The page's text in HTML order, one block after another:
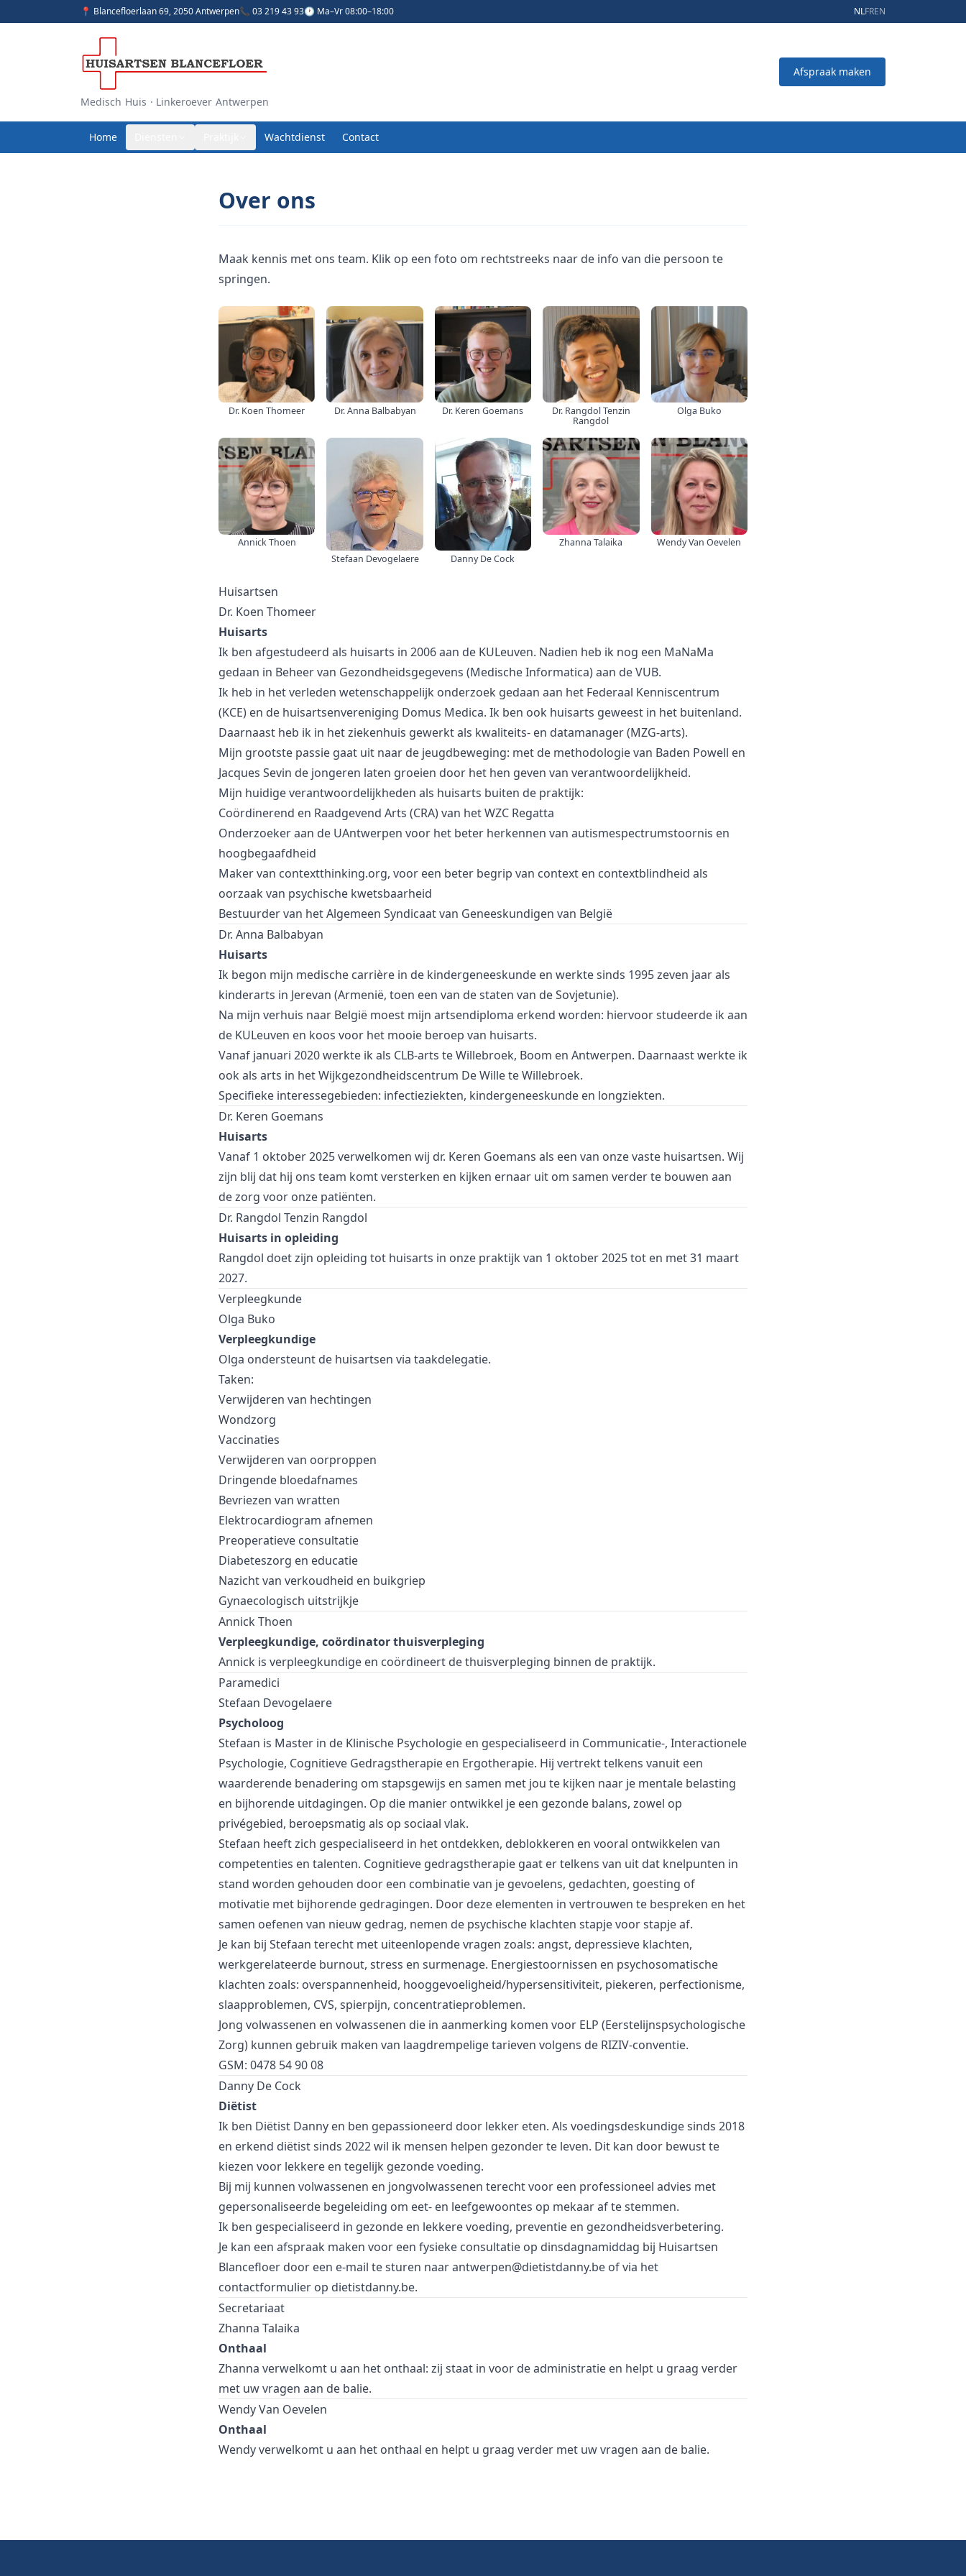
📍 Blancefloerlaan 69, 2050 Antwerpen📞 03 219 43 93🕐 Ma–Vr 08:00–18:00 NLFREN
Medisch Huis · Linkeroever Antwerpen
Afspraak maken
Home Wachtdienst Contact
Over ons
Maak kennis met ons team. Klik op een foto om rechtstreeks naar de info van die persoon te
springen.
Dr. Koen Thomeer Dr. Anna Balbabyan Dr. Keren Goemans
Dr. Rangdol Tenzin
Rangdol
Olga Buko
Annick Thoen
Stefaan Devogelaere
Danny De Cock
Zhanna Talaika Wendy Van Oevelen
Huisartsen
Dr. Koen Thomeer
Huisarts
Ik ben afgestudeerd als huisarts in 2006 aan de KULeuven. Nadien heb ik nog een MaNaMa
gedaan in Beheer van Gezondheidsgegevens (Medische Informatica) aan de VUB.
Ik heb in het verleden wetenschappelijk onderzoek gedaan aan het Federaal Kenniscentrum
(KCE) en de huisartsenvereniging Domus Medica. Ik ben ook huisarts geweest in het buitenland.
Daarnaast heb ik in het ziekenhuis gewerkt als kwaliteits- en datamanager (MZG-arts).
Mijn grootste passie gaat uit naar de jeugdbeweging: met de methodologie van Baden Powell en
Jacques Sevin de jongeren laten groeien door het hen geven van verantwoordelijkheid.
Mijn huidige verantwoordelijkheden als huisarts buiten de praktijk:
Coördinerend en Raadgevend Arts (CRA) van het WZC Regatta
Onderzoeker aan de UAntwerpen voor het beter herkennen van autismespectrumstoornis en
hoogbegaafdheid
Maker van contextthinking.org, voor een beter begrip van context en contextblindheid als
oorzaak van psychische kwetsbaarheid
Bestuurder van het Algemeen Syndicaat van Geneeskundigen van België
Dr. Anna Balbabyan
Huisarts
Ik begon mijn medische carrière in de kindergeneeskunde en werkte sinds 1995 zeven jaar als
kinderarts in Jerevan (Armenië, toen een van de staten van de Sovjetunie).
Na mijn verhuis naar België moest mijn artsendiploma erkend worden: hiervoor studeerde ik aan
de KULeuven en koos voor het mooie beroep van huisarts.
Vanaf januari 2020 werkte ik als CLB-arts te Willebroek, Boom en Antwerpen. Daarnaast werkte ik
ook als arts in het Wijkgezondheidscentrum De Wille te Willebroek.
Specifieke interessegebieden: infectieziekten, kindergeneeskunde en longziekten.
Dr. Keren Goemans
Huisarts
Vanaf 1 oktober 2025 verwelkomen wij dr. Keren Goemans als een van onze vaste huisartsen. Wij
zijn blij dat hij ons team komt versterken en kijken ernaar uit om samen verder te bouwen aan
de zorg voor onze patiënten.
Dr. Rangdol Tenzin Rangdol
Huisarts in opleiding
Rangdol doet zijn opleiding tot huisarts in onze praktijk van 1 oktober 2025 tot en met 31 maart
2027.
Verpleegkunde
Olga Buko
Verpleegkundige
Olga ondersteunt de huisartsen via taakdelegatie.
Taken:
Verwijderen van hechtingen
Wondzorg
Vaccinaties
Verwijderen van oorproppen
Dringende bloedafnames
Bevriezen van wratten
Elektrocardiogram afnemen
Preoperatieve consultatie
Diabeteszorg en educatie
Nazicht van verkoudheid en buikgriep
Gynaecologisch uitstrijkje
Annick Thoen
Verpleegkundige, coördinator thuisverpleging
Annick is verpleegkundige en coördineert de thuisverpleging binnen de praktijk.
Paramedici
Stefaan Devogelaere
Psycholoog
Stefaan is Master in de Klinische Psychologie en gespecialiseerd in Communicatie-, Interactionele
Psychologie, Cognitieve Gedragstherapie en Ergotherapie. Hij vertrekt telkens vanuit een
waarderende benadering om stapsgewijs en samen met jou te kijken naar je mentale belasting
en bijhorende uitdagingen. Op die manier ontwikkel je een gezonde balans, zowel op
privégebied, beroepsmatig als op sociaal vlak.
Stefaan heeft zich gespecialiseerd in het ontdekken, deblokkeren en vooral ontwikkelen van
competenties en talenten. Cognitieve gedragstherapie gaat er telkens van uit dat knelpunten in
stand worden gehouden door een combinatie van je gevoelens, gedachten, goesting of
motivatie met bijhorende gedragingen. Door deze elementen in vertrouwen te bespreken en het
samen oefenen van nieuw gedrag, nemen de psychische klachten stapje voor stapje af.
Je kan bij Stefaan terecht met uiteenlopende vragen zoals: angst, depressieve klachten,
werkgerelateerde burnout, stress en surmenage. Energiestoornissen en psychosomatische
klachten zoals: overspannenheid, hooggevoeligheid/hypersensitiviteit, piekeren, perfectionisme,
slaapproblemen, CVS, spierpijn, concentratieproblemen.
Jong volwassenen en volwassenen die in aanmerking komen voor ELP (Eerstelijnspsychologische
Zorg) kunnen gebruik maken van laagdrempelige tarieven volgens de RIZIV-conventie.
GSM: 0478 54 90 08
Danny De Cock
Diëtist
Ik ben Diëtist Danny en ben gepassioneerd door lekker eten. Als voedingsdeskundige sinds 2018
en erkend diëtist sinds 2022 wil ik mensen helpen gezonder te leven. Dit kan door bewust te
kiezen voor lekkere en tegelijk gezonde voeding.
Bij mij kunnen volwassenen en jongvolwassenen terecht voor een professioneel advies met
gepersonaliseerde begeleiding om eet- en leefgewoontes op mekaar af te stemmen.
Ik ben gespecialiseerd in gezonde en lekkere voeding, preventie en gezondheidsverbetering.
Je kan een afspraak maken voor een fysieke consultatie op dinsdagnamiddag bij Huisartsen
Blancefloer door een e-mail te sturen naarantwerpen@dietistdanny.be of via het
contactformulier op dietistdanny.be.
Secretariaat
Zhanna Talaika
Onthaal
Zhanna verwelkomt u aan het onthaal: zij staat in voor de administratie en helpt u graag verder
met uw vragen aan de balie.
Wendy Van Oevelen
Onthaal
Wendy verwelkomt u aan het onthaal en helpt u graag verder met uw vragen aan de balie.